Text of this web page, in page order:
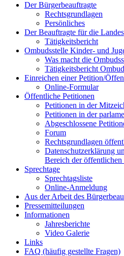
Der Bürgerbeauftragte
Rechtsgrundlagen
Persönliches
Der Beauftragte für die
Tätigkeitsbericht
Ombudsstelle Kinder- und
Was macht die
Tätigkeitsbericht
Einreichen einer Petition/
Online-Formular
Öffentliche Petitionen
Petitionen in der
Petitionen in der
Abgeschlossene
Forum
Rechtsgrundlagen
Datenschutzerklärung
Bereich der öffentlichen
Sprechtage
Sprechtagsliste
Online-Anmeldung
Aus der Arbeit des
Pressemitteilungen
Informationen
Jahresberichte
Video Galerie
Links
FAQ (häufig gestellte Fragen)